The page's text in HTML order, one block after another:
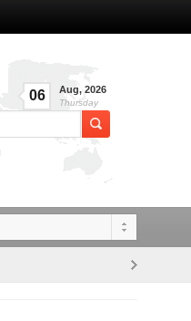
06 Aug, 2026
Thursday